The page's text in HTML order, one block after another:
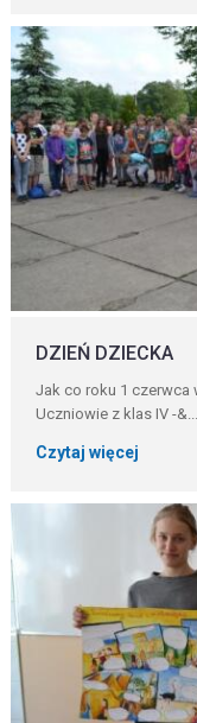
DZIEŃ DZIECKA
Jak co roku 1 czerwca
Uczniowie z klas IV -&...
Czytaj więcej